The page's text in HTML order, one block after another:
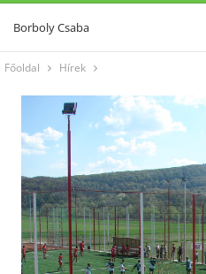
Borboly Csaba
Főoldal Hírek